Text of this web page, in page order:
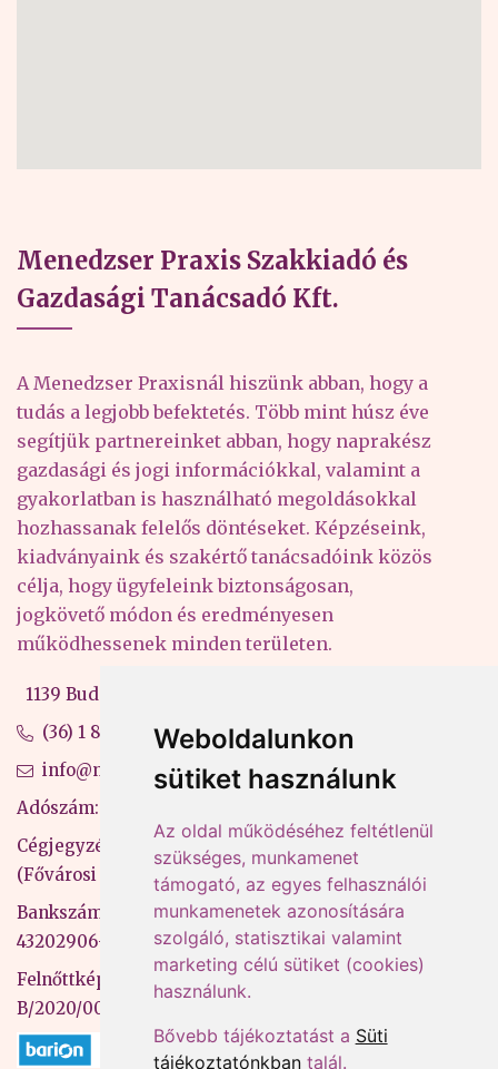
Weboldalunkon
sütiket használunk
Az oldal működéséhez feltétlenül
szükséges, munkamenet
támogató, az egyes felhasználói
munkamenetek azonosítására
szolgáló, statisztikai valamint
marketing célú sütiket (cookies)
használunk.
Bővebb tájékoztatást a Süti
tájékoztatónkbantalál.
Menedzser Praxis Szakkiadó és
Gazdasági Tanácsadó Kft.
A Menedzser Praxisnál hiszünk abban, hogy a
tudás a legjobb befektetés. Több mint húsz éve
segítjük partnereinket abban, hogy naprakész
gazdasági és jogi információkkal, valamint a
gyakorlatban is használható megoldásokkal
hozhassanak felelős döntéseket. Képzéseink,
kiadványaink és szakértő tanácsadóink közös
célja, hogy ügyfeleink biztonságosan,
jogkövető módon és eredményesen
működhessenek minden területen.
1139 Budapest, Váci út 99-105. 4. em.
(36) 1 880 76 00
info@mprx.hu
Adószám: 13598145-2-41
Cégjegyzékszám: 01-09-883770
(Fővárosi Bíróság)
Bankszámlaszám: CIB Bank, 10700581-
43202906-51100005
Felnőttképzési nyilvántartási szám:
B/2020/000053